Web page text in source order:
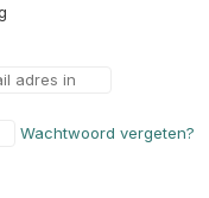
Wachtwoord vergeten?